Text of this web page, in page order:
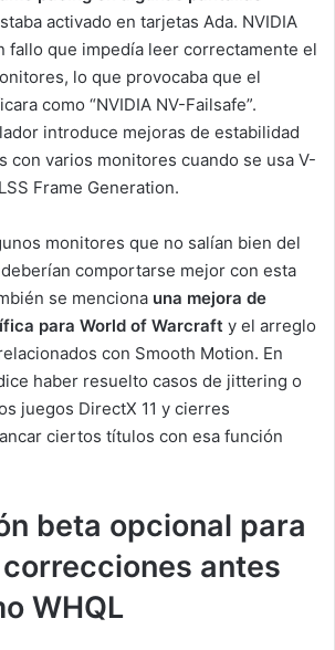
activado en tarjetas Ada. NVIDIA
fallo que impedía leer correctamente el
lo que provocaba que el
como “NVIDIA NV-Failsafe”.
introduce mejoras de estabilidad
con varios monitores cuando se usa V-
Frame Generation.
monitores que no salían bien del
comportarse mejor con esta
se menciona una mejora de
para World of Warcraft y el arreglo
con Smooth Motion. En
haber resuelto casos de jittering o
juegos DirectX 11 y cierres
ciertos títulos con esa función
beta opcional para
antes
WHQL